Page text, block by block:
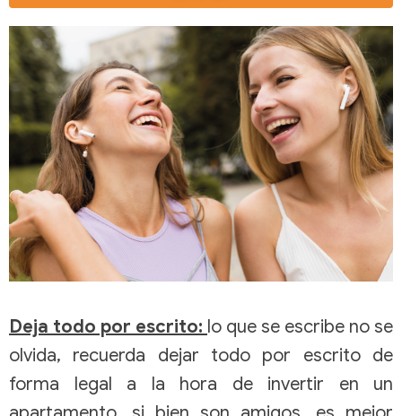
Deja todo por escrito: lo que se escribe no se
olvida, recuerda dejar todo por escrito de
forma legal a la hora de invertir en un